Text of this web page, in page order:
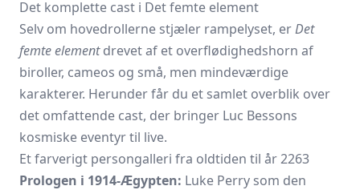
Det komplette cast i Det femte element
Selv om hovedrollerne stjæler rampelyset, erDet
femte elementdrevet af et overflødighedshorn af
biroller, cameos og små, men mindeværdige
karakterer. Herunder får du et samlet overblik over
det omfattende cast, der bringer Luc Bessons
kosmiske eventyr til live.
Et farverigt persongalleri fra oldtiden til år 2263
Prologen i 1914-Ægypten: Luke Perry som den